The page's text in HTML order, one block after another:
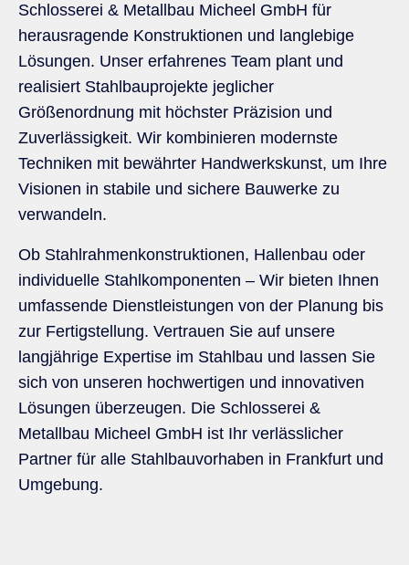
Schlosserei & Metallbau Micheel GmbH für
herausragende Konstruktionen und langlebige
Lösungen. Unser erfahrenes Team plant und
realisiert Stahlbauprojekte jeglicher
Größenordnung mit höchster Präzision und
Zuverlässigkeit. Wir kombinieren modernste
Techniken mit bewährter Handwerkskunst, um Ihre
Visionen in stabile und sichere Bauwerke zu
verwandeln.
Ob Stahlrahmenkonstruktionen, Hallenbau oder
individuelle Stahlkomponenten – Wir bieten Ihnen
umfassende Dienstleistungen von der Planung bis
zur Fertigstellung. Vertrauen Sie auf unsere
langjährige Expertise im Stahlbau und lassen Sie
sich von unseren hochwertigen und innovativen
Lösungen überzeugen. Die Schlosserei &
Metallbau Micheel GmbH ist Ihr verlässlicher
Partner für alle Stahlbauvorhaben in Frankfurt und
Umgebung.